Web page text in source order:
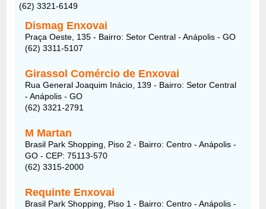
(62) 3321-6149
Dismag Enxovai
Praça Oeste, 135 - Bairro: Setor Central - Anápolis - GO
(62) 3311-5107
Girassol Comércio de Enxovai
Rua General Joaquim Inácio, 139 - Bairro: Setor Central
- Anápolis - GO
(62) 3321-2791
M Martan
Brasil Park Shopping, Piso 2 - Bairro: Centro - Anápolis -
GO - CEP: 75113-570
(62) 3315-2000
Requinte Enxovai
Brasil Park Shopping, Piso 1 - Bairro: Centro - Anápolis -